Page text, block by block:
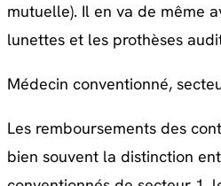
mutuelle). Il en va de même
lunettes et les prothèses
Médecin conventionné,
Les remboursements des
bien souvent la distinction